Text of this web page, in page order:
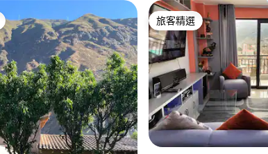
旅客精選
旅客精選